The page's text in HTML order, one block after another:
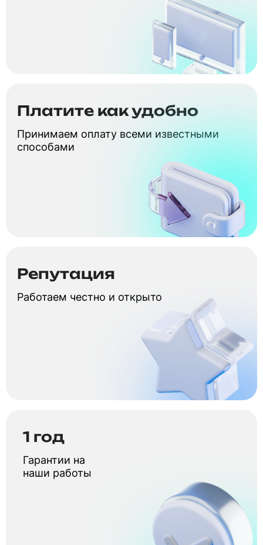
Репутация
Работаем честно и открыто
Платите как удобно
Принимаем оплату всеми известными
способами
1 год
Гарантии на
наши работы